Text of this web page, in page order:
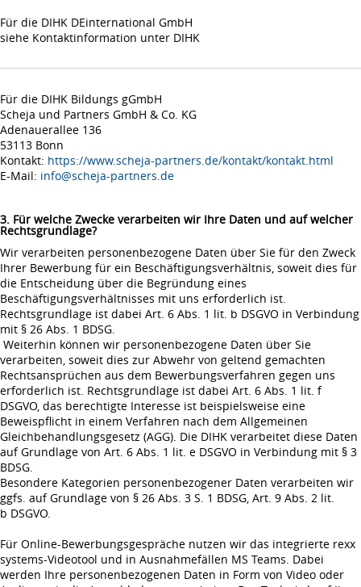
Für die DIHK DEinternational GmbH
siehe Kontaktinformation unter DIHK
Für die DIHK Bildungs gGmbH
Scheja und Partners GmbH & Co. KG
Adenauerallee 136
53113 Bonn
Kontakt: https://www.scheja-partners.de/kontakt/kontakt.html
E-Mail: info@scheja-partners.de
3. Für welche Zwecke verarbeiten wir Ihre Daten und auf welcher
Rechtsgrundlage?
Wir verarbeiten personenbezogene Daten über Sie für den Zweck
Ihrer Bewerbung für ein Beschäftigungsverhältnis, soweit dies für
die Entscheidung über die Begründung eines
Beschäftigungsverhältnisses mit uns erforderlich ist.
Rechtsgrundlage ist dabei Art. 6 Abs. 1 lit. b DSGVO in Verbindung
mit § 26 Abs. 1 BDSG.
Weiterhin können wir personenbezogene Daten über Sie
verarbeiten, soweit dies zur Abwehr von geltend gemachten
Rechtsansprüchen aus dem Bewerbungsverfahren gegen uns
erforderlich ist. Rechtsgrundlage ist dabei Art. 6 Abs. 1 lit. f
DSGVO, das berechtigte Interesse ist beispielsweise eine
Beweispflicht in einem Verfahren nach dem Allgemeinen
Gleichbehandlungsgesetz (AGG). Die DIHK verarbeitet diese Daten
auf Grundlage von Art. 6 Abs. 1 lit. e DSGVO in Verbindung mit § 3
BDSG.
Besondere Kategorien personenbezogener Daten verarbeiten wir
ggfs. auf Grundlage von § 26 Abs. 3 S. 1 BDSG, Art. 9 Abs. 2 lit.
b DSGVO.
Für Online-Bewerbungsgespräche nutzen wir das integrierte rexx
systems-Videotool und in Ausnahmefällen MS Teams. Dabei
werden Ihre personenbezogenen Daten in Form von Video oder